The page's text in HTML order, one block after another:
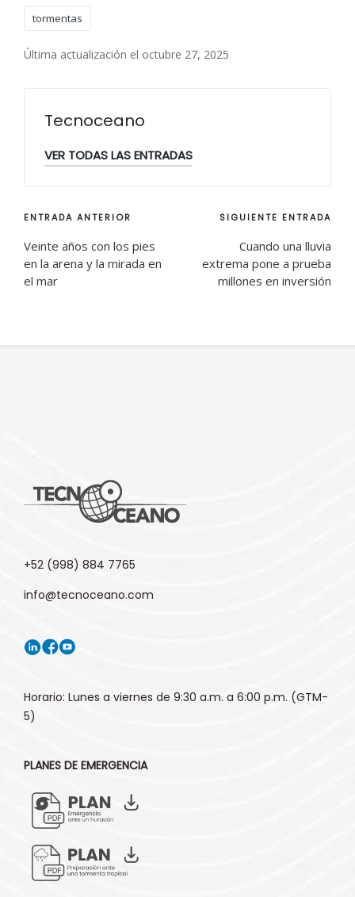
tormentas
Última actualización el octubre 27, 2025
Tecnoceano
VER TODAS LAS ENTRADAS
Navegación
de
entradas
ENTRADA ANTERIOR
Veinte años con los pies
en la arena y la mirada en
el mar
SIGUIENTE ENTRADA
Cuando una lluvia
extrema pone a prueba
millones en inversión
+52 (998) 884 7765
info@tecnoceano.com
Horario: Lunes a viernes de 9:30 a.m. a 6:00 p.m. (GTM-
5)
PLANES DE EMERGENCIA